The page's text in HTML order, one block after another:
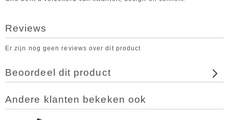
Reviews
Er zijn nog geen reviews over dit product
Beoordeel dit product
Andere klanten bekeken ook